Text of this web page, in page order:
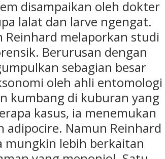
disampaikan oleh dokter
lalat dan larve ngengat.
Reinhard melaporkan studi
Berurusan dengan
sebagian besar
oleh ahli entomologi
kumbang di kuburan yang
kasus, ia menemukan
adipocire. Namun Reinhard
mungkin lebih berkaitan